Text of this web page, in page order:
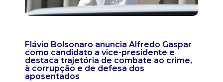
Flávio Bolsonaro anuncia Alfredo Gaspar
como candidato a vice-presidente e
destaca trajetória de combate ao crime,
à corrupção e de defesa dos
aposentados